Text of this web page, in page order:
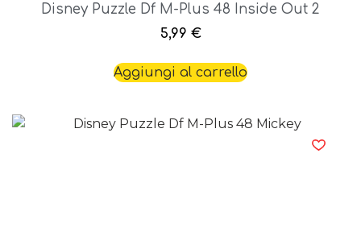
Disney Puzzle Df M-Plus 48 Inside Out 2
5,99 €
Aggiungi al carrello